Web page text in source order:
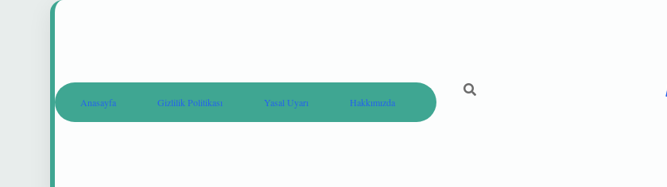
Anasayfa Gizlilik Politikası Yasal Uyarı Hakkımızda